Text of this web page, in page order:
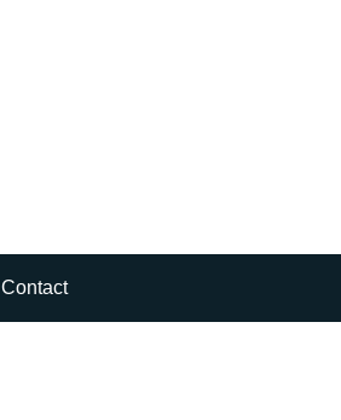
Contact